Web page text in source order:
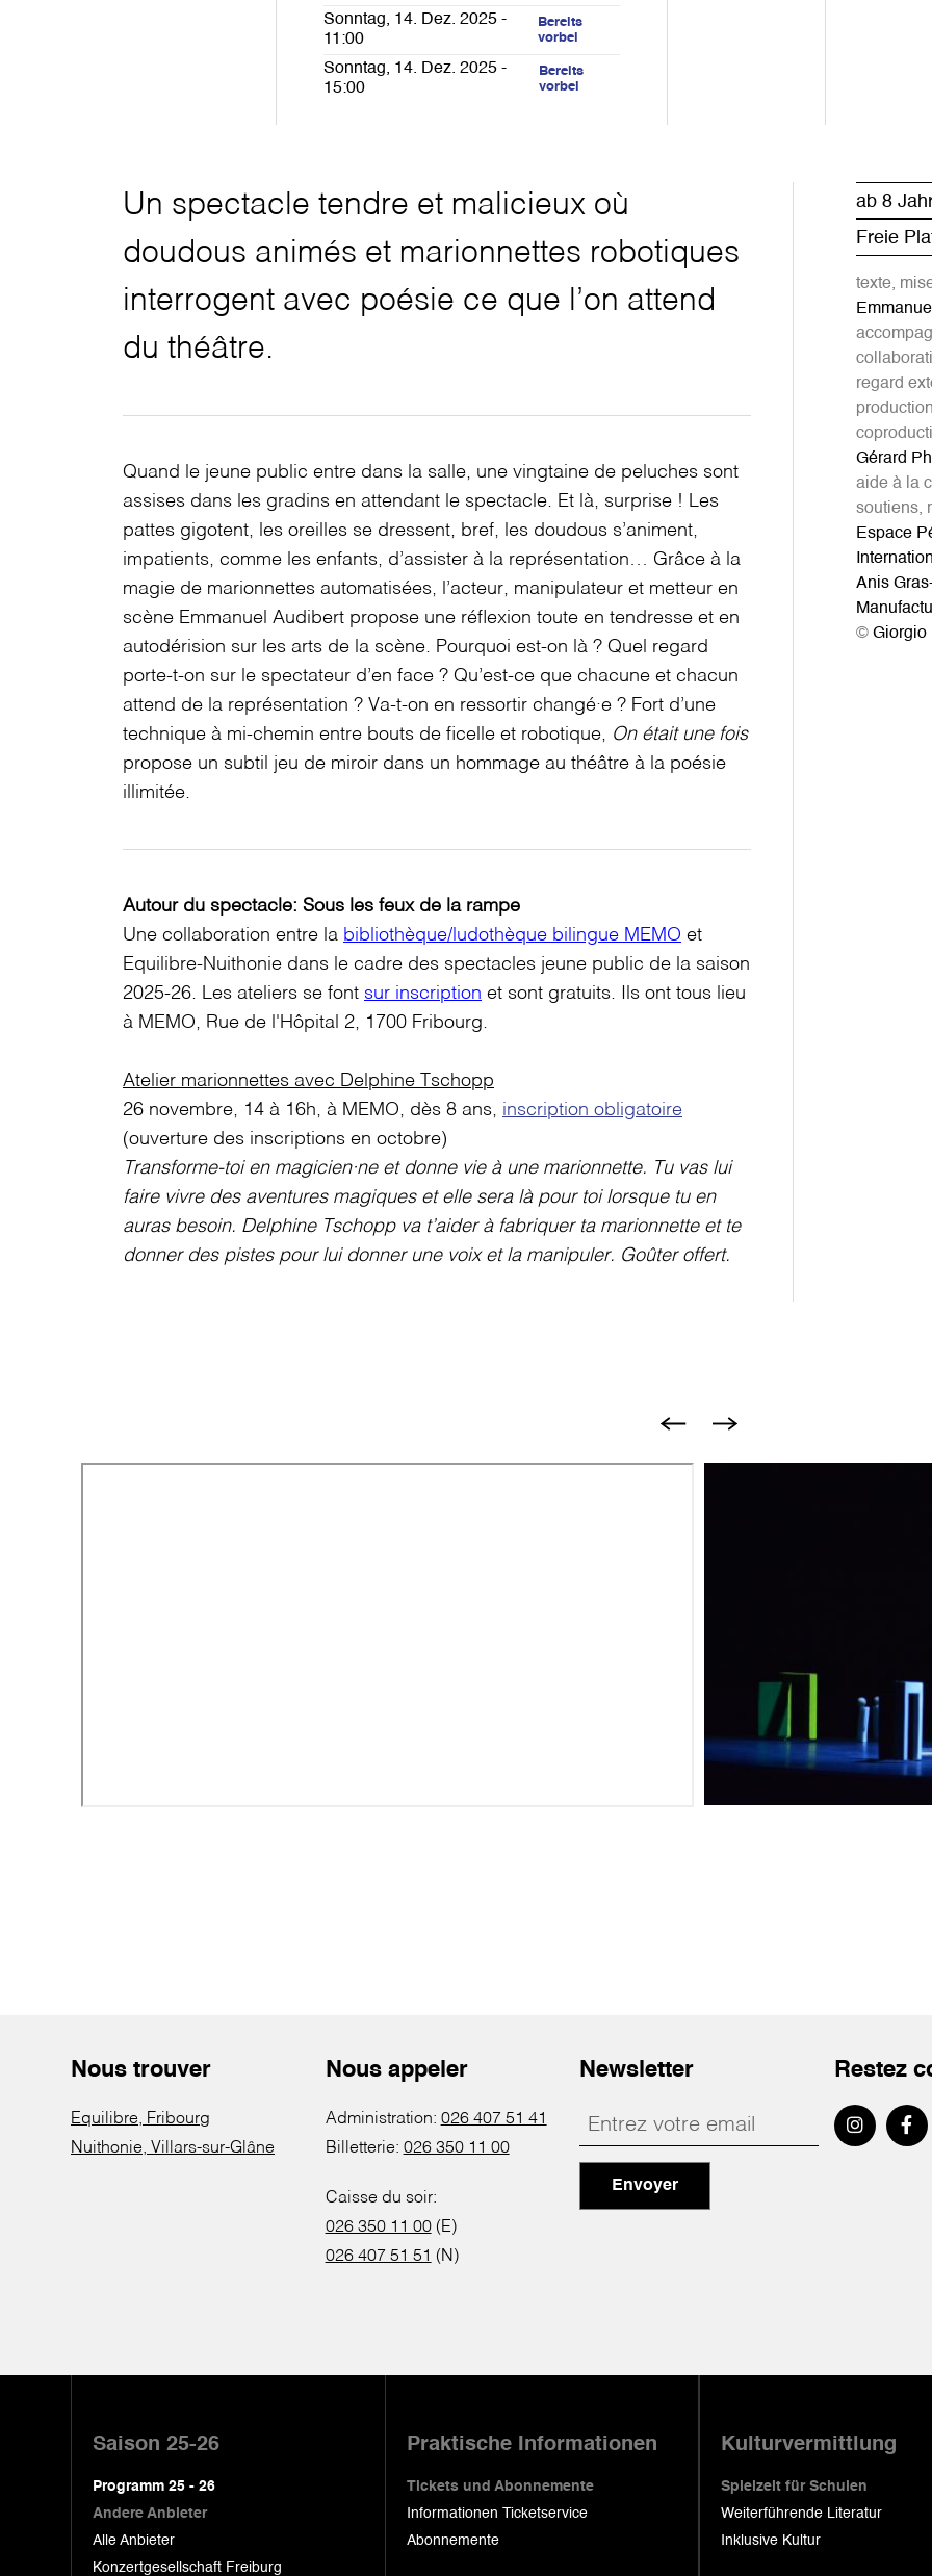
Sonntag, 14. Dez. 2025 -
11:00
Bereits
vorbei
Sonntag, 14. Dez. 2025 -
15:00
Bereits
vorbei
Un spectacle tendre et malicieux où
doudous animés et marionnettes robotiques
interrogent avec poésie ce que l’on attend
du théâtre.
Quand le jeune public entre dans la salle, une vingtaine de peluches sont
assises dans les gradins en attendant le spectacle. Et là, surprise ! Les
pattes gigotent, les oreilles se dressent, bref, les doudous s’animent,
impatients, comme les enfants, d’assister à la représentation… Grâce à la
magie de marionnettes automatisées, l’acteur, manipulateur et metteur en
scène Emmanuel Audibert propose une réflexion toute en tendresse et en
autodérision sur les arts de la scène. Pourquoi est-on là ? Quel regard
porte-t-on sur le spectateur d’en face ? Qu’est-ce que chacune et chacun
attend de la représentation ? Va-t-on en ressortir changé·e ? Fort d’une
technique à mi-chemin entre bouts de ficelle et robotique, On était une fois
propose un subtil jeu de miroir dans un hommage au théâtre à la poésie
illimitée.
Autour du spectacle: Sous les feux de la rampe
Une collaboration entre la bibliothèque/ludothèque bilingue MEMO et
Equilibre-Nuithonie dans le cadre des spectacles jeune public de la saison
2025-26. Les ateliers se font sur inscription et sont gratuits. Ils ont tous lieu
à MEMO, Rue de l'Hôpital 2, 1700 Fribourg.
Atelier marionnettes avec Delphine Tschopp
26 novembre, 14 à 16h, à MEMO, dès 8 ans, inscription obligatoire
(ouverture des inscriptions en octobre)
Transforme-toi en magicien·ne et donne vie à une marionnette. Tu vas lui
faire vivre des aventures magiques et elle sera là pour toi lorsque tu en
auras besoin. Delphine Tschopp va t’aider à fabriquer ta marionnette et te
donner des pistes pour lui donner une voix et la manipuler. Goûter offert.
ab 8
Freie
texte,
regard
Gérard
aide à la
soutiens,
Espace
Anis
© Giorgio
Nous trouver
Equilibre, Fribourg
Nuithonie, Villars-sur-Glâne
Nous appeler
Administration: 026 407 51 41
Billetterie: 026 350 11 00
Caisse du soir:
026 350 11 00(E)
026 407 51 51 (N)
Newsletter
Envoyer
Restez
Saison 25-26
Programm 25 - 26
Andere Anbieter
Alle Anbieter
Konzertgesellschaft Freiburg
Praktische Informationen
Tickets und Abonnemente
Informationen Ticketservice
Abonnemente
Kulturvermittlung
Spielzeit für Schulen
Weiterführende Literatur
Inklusive Kultur